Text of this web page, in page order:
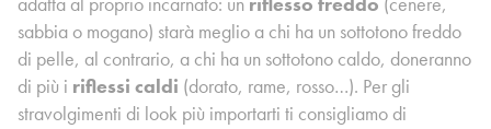
sabbia o mogano) starà meglio a chi ha un sottotono freddo
di pelle, al contrario, a chi ha un sottotono caldo, doneranno
di più i riflessi caldi (dorato, rame, rosso…). Per gli
stravolgimenti di look più importarti ti consigliamo di